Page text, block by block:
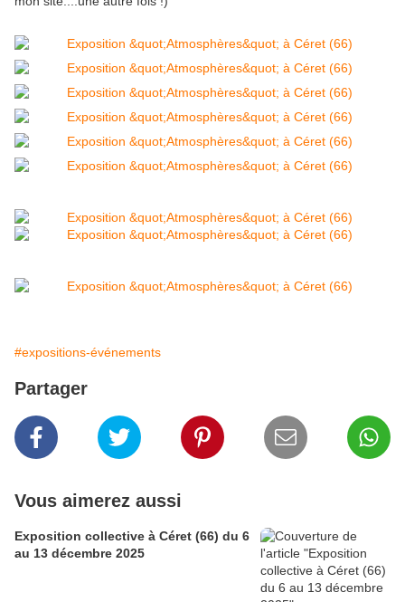
#expositions-événements
Partager
Vous aimerez aussi
Exposition collective à Céret (66) du 6
au 13 décembre 2025